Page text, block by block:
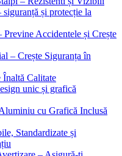
și protecție la
Previne Accidentele și Crește
– Crește Siguranța în
Înaltă Calitate
unic și grafică
cu Grafică Inclusă
Standardizate și